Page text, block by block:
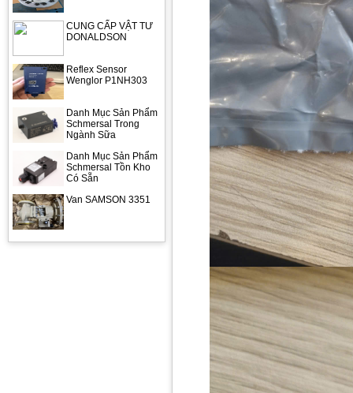
CUNG CẤP VẬT TƯ
DONALDSON
Reflex Sensor
Wenglor P1NH303
Danh Mục Sản Phẩm
Schmersal Trong
Ngành Sữa
Danh Mục Sản Phẩm
Schmersal Tồn Kho
Có Sẵn
Van SAMSON 3351